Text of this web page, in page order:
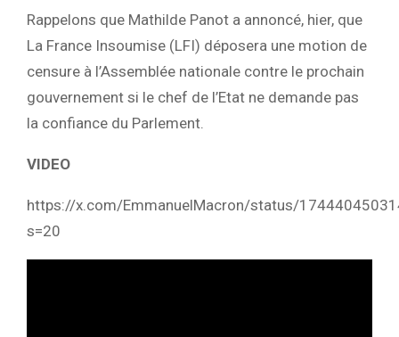
Rappelons que Mathilde Panot a annoncé, hier, que
La France Insoumise (LFI) déposera une motion de
censure à l’Assemblée nationale contre le prochain
gouvernement si le chef de l’Etat ne demande pas
la confiance du Parlement.
VIDEO
https://x.com/EmmanuelMacron/status/
s=20